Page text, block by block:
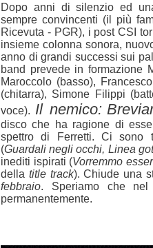
Dopo anni di silenzio ed
sempre convincenti (il più
Ricevuta - PGR), i post CSI
insieme colonna sonora,
anno di grandi successi sui
band prevede in formazione
Maroccolo (basso),
(chitarra), Simone Filippi
voce). Il nemico:
disco che ha ragione di
spettro di Ferretti. Ci sono
(Guardali negli occhi, Linea
inediti ispirati (Vorremmo
della title track). Chiude una
febbraio. Speriamo che
permanentemente.